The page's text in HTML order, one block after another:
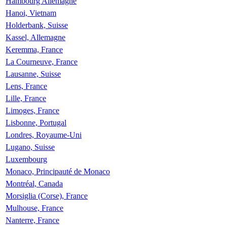
Hanoi, Vietnam
Holderbank, Suisse
Kassel, Allemagne
Keremma, France
La Courneuve, France
Lausanne, Suisse
Lens, France
Lille, France
Limoges, France
Lisbonne, Portugal
Londres, Royaume-Uni
Lugano, Suisse
Luxembourg
Monaco, Principauté de Monaco
Montréal, Canada
Morsiglia (Corse), France
Mulhouse, France
Nanterre, France